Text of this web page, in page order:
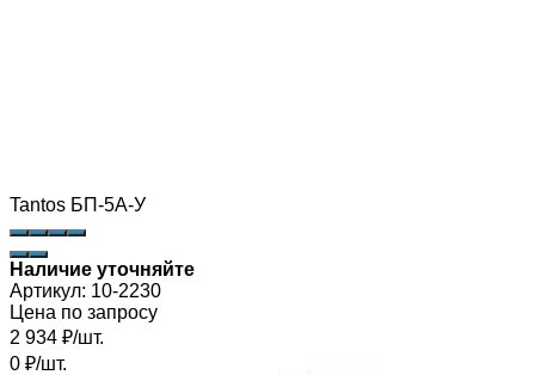
Tantos БП-5А-У
Наличие уточняйте
Артикул: 10-2230
Цена по запросу
2 934 ₽/шт.
0 ₽/шт.